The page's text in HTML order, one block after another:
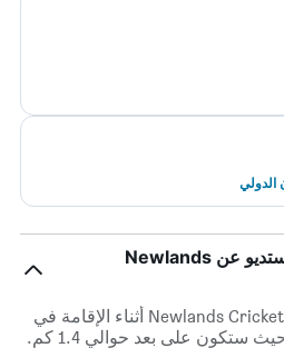
الدولي
كم يبعد ذا جون باور بوتري ستديو عن Newlands
يمكنك المشي إلى Newlands Cricket Ground أثناء الإقامة في
ستكون على بعد حوالي 1.4 كم.